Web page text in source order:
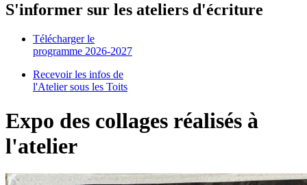
S'informer sur les ateliers d'écriture
Télécharger le
programme 2026-2027
Recevoir les infos de
l'Atelier sous les Toits
Expo des collages réalisés à
l'atelier